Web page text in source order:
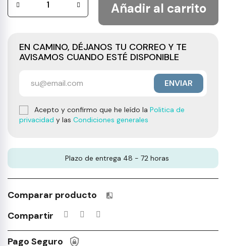
Añadir al carrito
EN CAMINO, DÉJANOS TU CORREO Y TE
AVISAMOS CUANDO ESTÉ DISPONIBLE
ENVIAR
Acepto y confirmo que he leído la Politica de
privacidad y las Condiciones generales
Plazo de entrega 48 - 72 horas
Comparar producto Productos incluidos en tu lista
Compartir
Pago Seguro